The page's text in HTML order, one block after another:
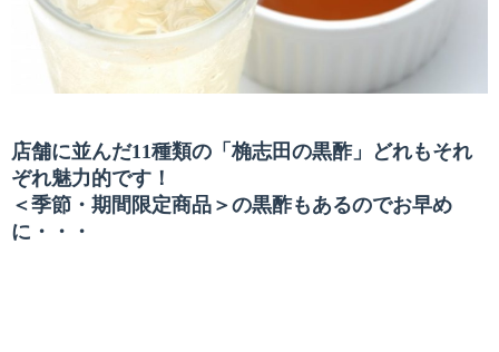
店舗に並んだ11種類の「桷志田の黒酢」どれもそれ
ぞれ魅力的です！
＜季節・期間限定商品＞の黒酢もあるのでお早め
に・・・